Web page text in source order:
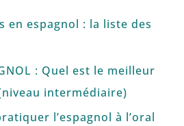
en espagnol : la liste des
: Quel est le meilleur
intermédiaire)
l’espagnol à l’oral